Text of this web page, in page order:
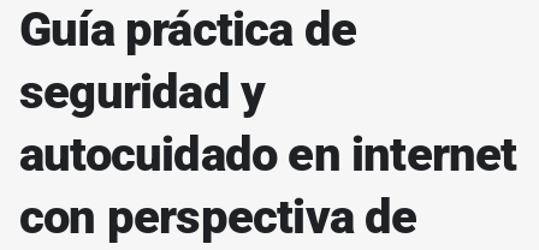
Guía práctica de
seguridad y
autocuidado en internet
con perspectiva de